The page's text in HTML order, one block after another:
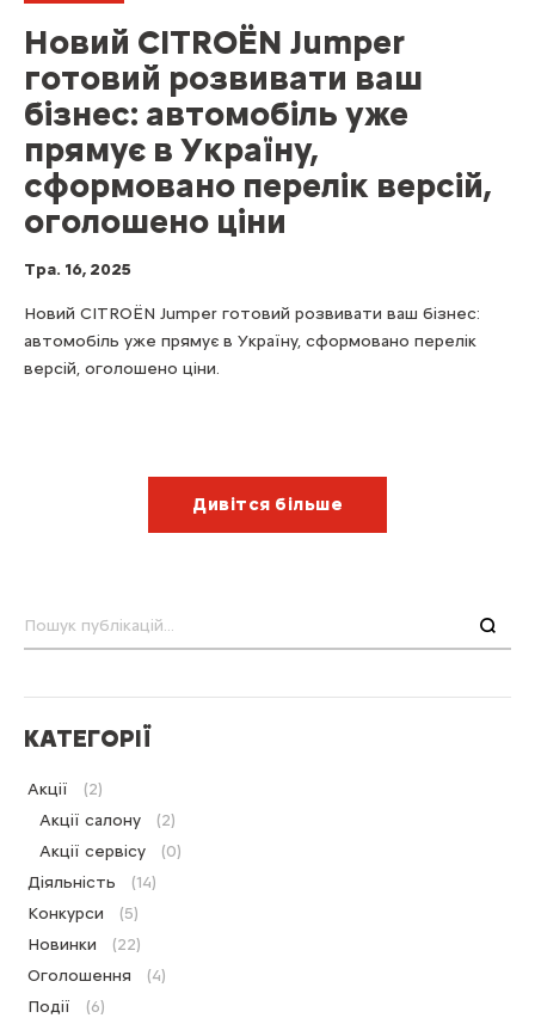
Новий CITROЁN Jumper
готовий розвивати ваш
бізнес: автомобіль уже
прямує в Україну,
сформовано перелік версій,
оголошено ціни
Тра. 16, 2025
Новий CITROЁN Jumper готовий розвивати ваш бізнес:
автомобіль уже прямує в Україну, сформовано перелік
версій, оголошено ціни.
Дивітся більше
КАТЕГОРІЇ
Акції
(2)
Акції салону
(2)
Акції сервісу
(0)
Діяльність
(14)
Конкурси
(5)
Новинки
(22)
Оголошення
(4)
Події
(6)